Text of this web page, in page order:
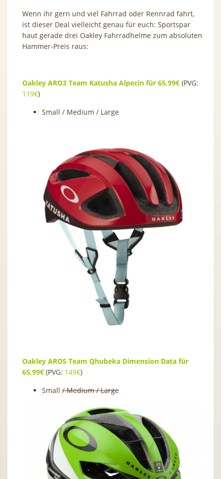
Wenn ihr gern und viel Fahrrad oder Rennrad fahrt,
ist dieser Deal vielleicht genau für euch: Sportspar
haut gerade drei Oakley Fahrradhelme zum absoluten
Hammer-Preis raus:
Oakley ARO3 Team Katusha Alpecin für 65,99€ (PVG:
119€)
Small / Medium / Large
Oakley ARO5 Team Qhubeka Dimension Data für
65,99€ (PVG: 149€)
Small / Medium / Large